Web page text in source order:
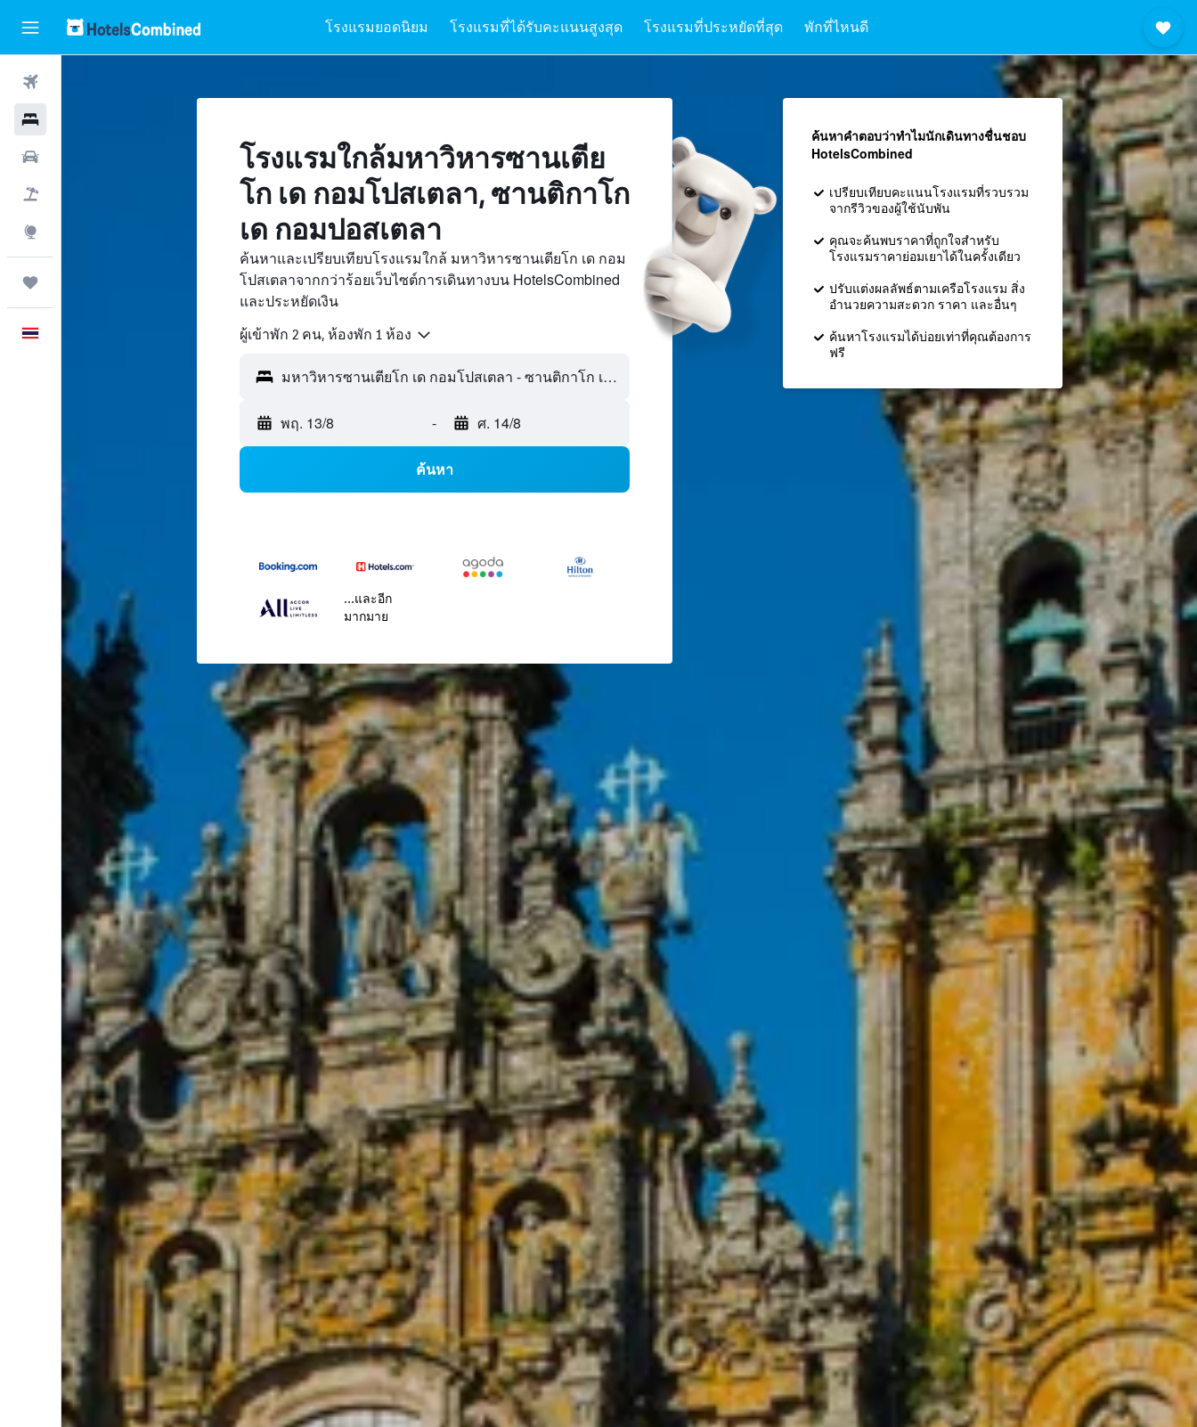
โรงแรมยอดนิยม โรงแรมที่ได้รับคะแนนสูงสุด โรงแรมที่ประหยัดที่สุด พักที่ไหนดี
โรงแรมใกล้มหาวิหารซานเตีย
โก เด กอมโปสเตลา, ซานติกาโก
เด กอมปอสเตลา
ค้นหาและเปรียบเทียบโรงแรมใกล้ มหาวิหารซานเตียโก เด กอม
โปสเตลาจากกว่าร้อยเว็บไซต์การเดินทางบน HotelsCombined
และประหยัดเงิน
ผู้เข้าพัก 2 คน, ห้องพัก 1 ห้อง
พฤ. 13/8 - ศ. 14/8
ค้นหา
...และอีก
มากมาย
ค้นหาคำตอบว่าทำไมนักเดินทางชื่นชอบ
HotelsCombined
เปรียบเทียบคะแนนโรงแรมที่รวบรวม
จากรีวิวของผู้ใช้นับพัน
คุณจะค้นพบราคาที่ถูกใจสำหรับ
โรงแรมราคาย่อมเยาได้ในครั้งเดียว
ปรับแต่งผลลัพธ์ตามเครือโรงแรม สิ่ง
อำนวยความสะดวก ราคา และอื่นๆ
ค้นหาโรงแรมได้บ่อยเท่าที่คุณต้องการ
ฟรี